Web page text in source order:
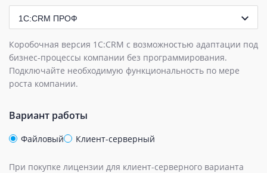
1С:CRM ПРОФ
Коробочная версия 1С:CRM с возможностью адаптации под
бизнес‑процессы компании без программирования.
Подключайте необходимую функциональность по мере
роста компании.
Вариант работы
Файловый Клиент-серверный
При покупке лицензии для клиент-серверного варианта